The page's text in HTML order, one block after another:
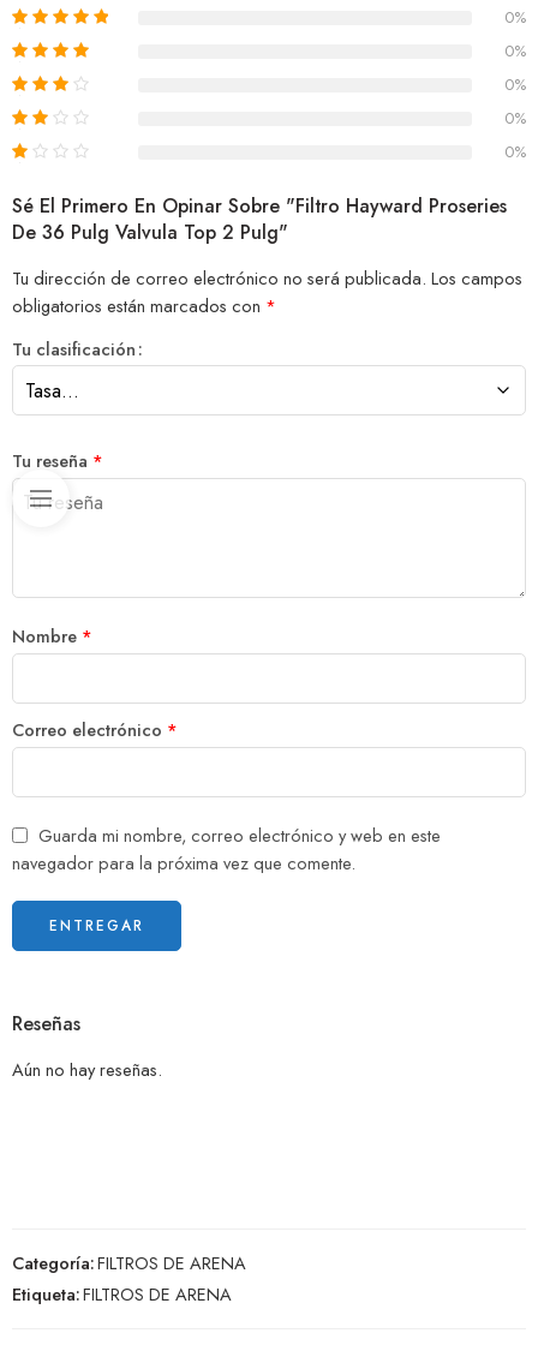
0%
0%
0%
0%
0%
Sé El Primero En Opinar Sobre "Filtro Hayward Proseries
De 36 Pulg Valvula Top 2 Pulg"
Tu dirección de correo electrónico no será publicada. Los campos
obligatorios están marcados con *
Tu clasificación
Tu reseña *
Nombre *
Correo electrónico *
Guarda mi nombre, correo electrónico y web en este
navegador para la próxima vez que comente.
Reseñas
Aún no hay reseñas.
Categoría:FILTROS DE ARENA
Etiqueta:FILTROS DE ARENA